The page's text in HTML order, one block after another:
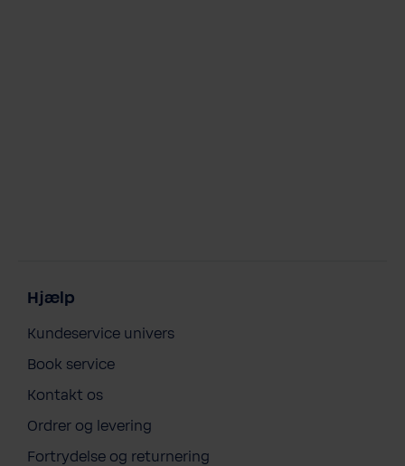
Hjælp
Kundeservice univers
Book service
Kontakt os
Ordrer og levering
Fortrydelse og returnering